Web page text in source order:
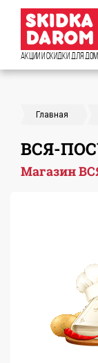
Акции и Скидки для
Главная
ВСЯ-
Магазин